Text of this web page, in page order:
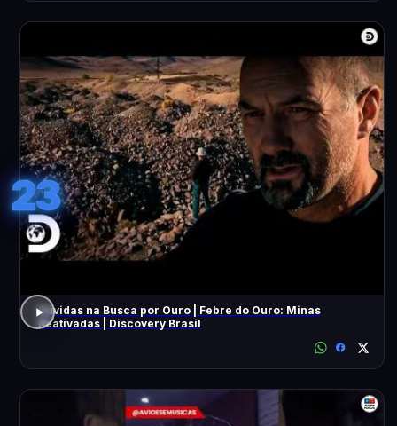
23
Dúvidas na Busca por Ouro | Febre do Ouro: Minas
Reativadas | Discovery Brasil